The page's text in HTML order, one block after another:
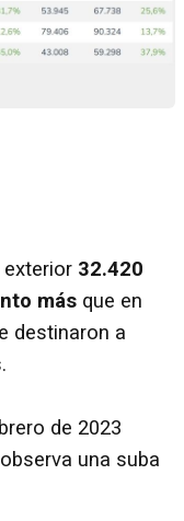
32.420
más que en
destinaron a
de 2023
una suba